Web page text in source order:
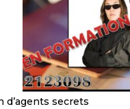
d’agents secrets